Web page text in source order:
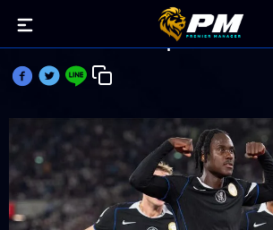
ชาโลบาห์ เกมรับดีเกมรุกได้ โกยแต้มส